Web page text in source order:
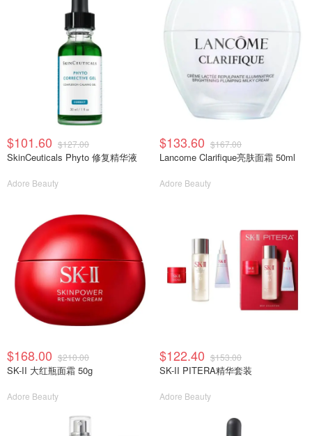
$101.60 $127.00
SkinCeuticals Phyto 修复精华液
Adore Beauty
$133.60 $167.00
Lancome Clarifique亮肤面霜 50ml
Adore Beauty
$168.00 $210.00
SK-II 大红瓶面霜 50g
Adore Beauty
$122.40 $153.00
SK-II PITERA精华套装
Adore Beauty